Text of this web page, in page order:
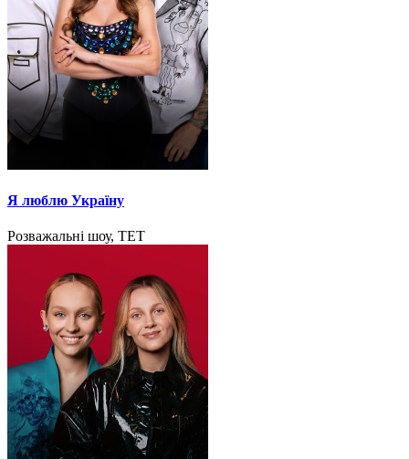
Я люблю Україну
Розважальні шоу, ТЕТ